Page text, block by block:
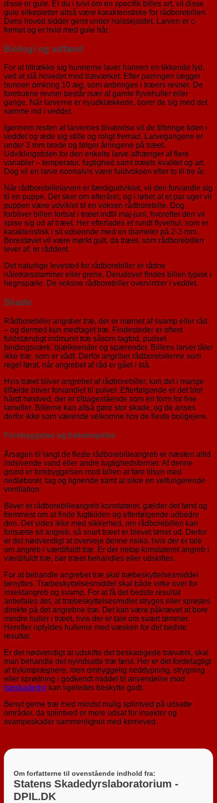
disse er gule. Er du i tvivl om en specifik billes art, vil disse
gule silkepletter altså være karakteristiske for rådborebillen.
Dens hoved sidder gemt under halsskjoldet. Larven er c-
formet og er hvid med gule hår.
Biologi og adfærd
For at tiltrække sig hunnerne laver hannen en tikkende lyd,
ved at slå hovedet mod træværket. Efter parringen lægger
hunnen omkring 10 æg, som anbringes i træers revner. De
foretrukne revner består især af gamle flyvehuller eller
gange. Når larverne er nyudklækkede, borer de sig med det
samme ind i veddet.
Igennem resten af larvernes tilværelse vil de tilbringe tiden i
veddet og æde sig stille og roligt fremad. Larvegangene er
under 3 mm brede og følger årringene på træet.
Udviklingstiden for den enkelte larve afhænger af flere
variabler – temperatur, fugtighed samt træets kvalitet og art.
Dog vil en larve normalvis være fuldvoksen efter to til tre år.
Når rådborebillelarven er færdigudviklet, vil den forvandle sig
til en puppe. Det sker om efteråret, og i løbet af et par uger vil
puppen være udviklet til en voksen rådborebille. Dog
forbliver billen fortsat i træet indtil maj-juni, hvorefter den vil
spise sig ud af træet. Her efterlades et rundt flyvehul, som er
karakteristisk i sit udseende med en diameter på 2-3 mm.
Borestøvet vil være mørkt gult, da træet, som rådborebillen
lever af, er råddent.
Det naturlige levested for rådborebiller er rådne
nåletræsstammer eller grene. Derudover findes billen typisk i
hegnspæle. De voksne rådborebiller overvintrer i veddet.
Skade
Rådborebiller angriber træ, der er mørnet af svamp eller råd
– og dermed kun medtaget træ. Findesteder er oftest
fuldstændigt indmuret træ såsom tagfod, pudset
bindingsværk, bjælkeender og spærender. Billens larver tåler
ikke træ, som er vådt. Derfor angriber rådborebillerne som
regel først, når angrebet af råd er gået i stå.
Hvis træet bliver angrebet af rådborebiller, kan det i mange
tilfælde bliver forvandlet til pulver. Efterfølgende er det blot
hårdt høstved, der er tilbagestående som en form for fine
lameller. Billerne kan altså gøre stor skade, og de anses
derfor ikke som værende velkomne hos de fleste boligejere.
Forebyggelse og bekæmpelse
Årsagen til langt de fleste rådborebilleangreb er næsten altid
indsivende vand eller andre fugtighedsformer. Af denne
grund er forebyggelsen mod billen at føre tilsyn med
nedløbsrør, tag og lignende samt at sikre en velfungerende
ventilation.
Bliver et rådborebilleangreb konstateret, gælder det først og
fremmest om at finde fugtkilden og efterfølgende udbedre
den. Det vides ikke med sikkerhed, om rådborebillen kan
fortsætte sit angreb, så snart træet er blevet tørret ud. Derfor
er det nødvendigt at overveje denne risiko, hvis der er tale
om angreb i værdifuldt træ. Er der netop konstateret angreb i
værdifuldt træ, bør træet behandles eller udskiftes.
For at behandle angrebet træ skal træbeskyttelsesmiddel
benyttes. Træbeskyttelsesmiddel skal både virke over for
insektangreb og svamp. For at få det bedste resultat
anbefales det, at træbeskyttelsesmidlet stryges eller sprøjtes
direkte på det angrebne træ. Det kan være påkrævet at bore
mindre huller i træet, hvis der er tale om svært tømmer.
Herefter opfyldes hullerne med væsken for det bedste
resultat.
Er det nødvendigt at udskifte det beskadigede træværk, skal
man behandle det nyindsatte træ først. Her er det fordelagtigt
at trykimprægnere, men omhyggelig neddypning, strygning
eller sprøjtning i godkendt middel til anvendelse mod
træskadedyr kan ligeledes beskytte godt.
Benyt gerne træ med mindst mulig splintved på udsatte
områder, da splintved er mere udsat for insekter og
svampeskader sammenlignet med kerneved.
Om forfatterne til ovenstående indhold fra:
Statens Skadedyrslaboratorium -
DPIL.DK